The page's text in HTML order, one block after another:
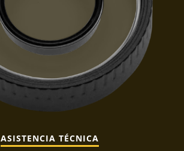
ASISTENCIA TÉCNICA